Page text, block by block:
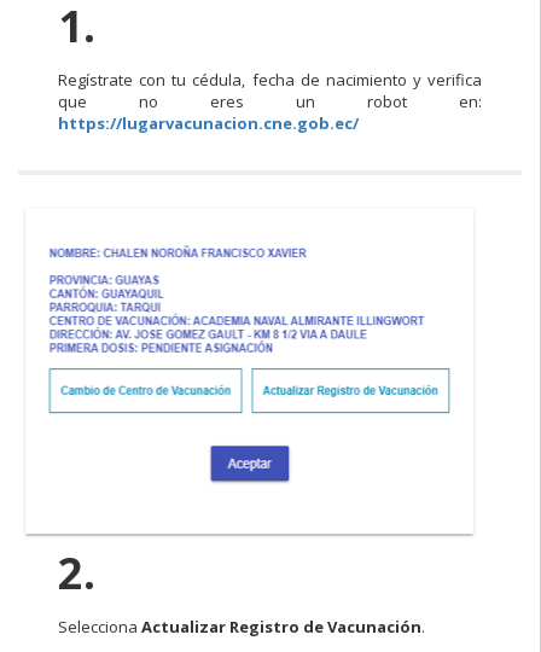
1.
Regístrate con tu cédula, fecha de nacimiento y verifica
que no eres un robot en:
https://lugarvacunacion.cne.gob.ec/
2.
SeleccionaActualizar Registro de Vacunación.